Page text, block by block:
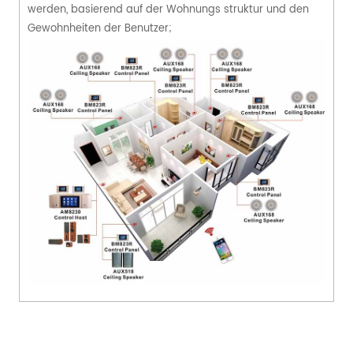
werden, basierend auf der Wohnungs struktur und den
Gewohnheiten der Benutzer;